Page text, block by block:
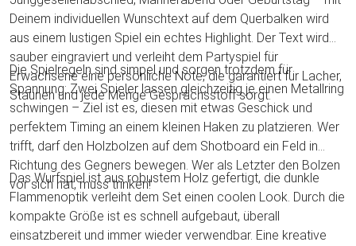
Deinem individuellen Wunschtext auf dem Querbalken wird
aus einem lustigen Spiel ein echtes Highlight. Der Text wird
sauber eingraviert und verleiht dem Partyspiel für
Erwachsene eine persönliche Note, die garantiert für Lacher,
Staunen und jede Menge Gesprächsstoff sorgt.
Die Spielregeln sind simpel und sorgen trotzdem für
Spannung: Zwei Spieler lassen gleichzeitig je einen Metallring
schwingen – Ziel ist es, diesen mit etwas Geschick und
perfektem Timing an einem kleinen Haken zu platzieren. Wer
trifft, darf den Holzbolzen auf dem Shotboard ein Feld in
Richtung des Gegners bewegen. Wer als Letzter den Bolzen
vor sich hat, muss trinken!
Das Wurfspiel ist aus robustem Holz gefertigt, die dunkle
Flammenoptik verleiht dem Set einen coolen Look. Durch die
kompakte Größe ist es schnell aufgebaut, überall
einsatzbereit und immer wieder verwendbar. Eine kreative